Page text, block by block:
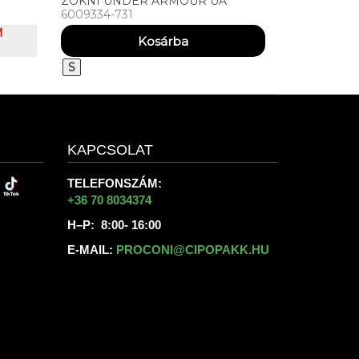
VELOCITI LITE 1PK CREW
6009334-731
S
KAPCSOLAT
TELEFONSZÁM:
+36 70 8034374
H–P: 8:00- 16:00
E-MAIL: PROCONI@CIPOPAKK.HU